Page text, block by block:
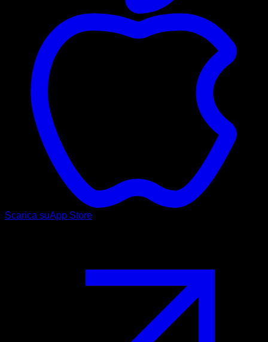
Scarica suApp Store